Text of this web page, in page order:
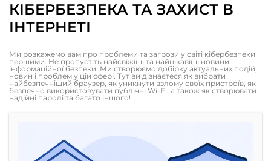
КІБЕРБЕЗПЕКА ТА ЗАХИСТ В
ІНТЕРНЕТІ
Ми розкажемо вам про проблеми та загрози у світі кібербезпеки
першими. Не пропустіть найсвіжіші та найцікавіші новини
інформаційної безпеки. Ми створюємо добірку актуальних подій,
новин і проблем у цій сфері. Тут ви дізнаєтеся як вибрати
найбезпечніший браузер, як уникнути взлому своїх пристроїв, як
безпечно використовувати публічні Wi-Fi, а також як створювати
надійні паролі та багато іншого!